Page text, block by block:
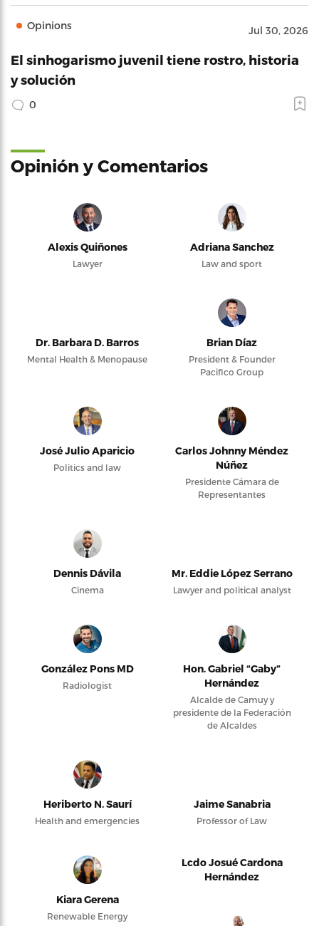
Opinions Jul 30, 2026
El sinhogarismo juvenil tiene rostro, historia
y solución
0
Opinión y Comentarios
Alexis Quiñones
Lawyer
Adriana Sanchez
Law and sport
Dr. Barbara D. Barros
Mental Health & Menopause
Brian Díaz
President & Founder
Pacifico Group
José Julio Aparicio
Politics and law
Carlos Johnny Méndez
Núñez
Presidente Cámara de
Representantes
Dennis Dávila
Cinema
Mr. Eddie López Serrano
Lawyer and political analyst
González Pons MD
Radiologist
Hon. Gabriel “Gaby”
Hernández
Alcalde de Camuy y
presidente de la Federación
de Alcaldes
Heriberto N. Saurí
Health and emergencies
Jaime Sanabria
Professor of Law
Kiara Gerena
Renewable Energy
Lcdo Josué Cardona
Hernández